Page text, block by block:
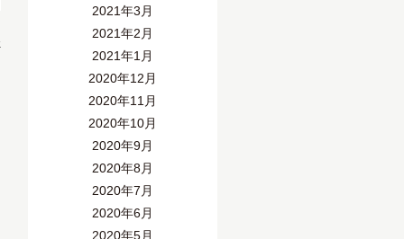
2021年3月
2021年2月
2021年1月
2020年12月
2020年11月
2020年10月
2020年9月
2020年8月
2020年7月
2020年6月
2020年5月